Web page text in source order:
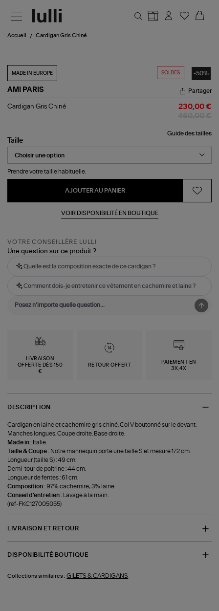
Accueil Cardigan Gris Chiné
SOLDES -50%
MADE IN EUROPE
AMI PARIS
Cardigan
Partager
Cardigan Gris Chiné 230,00 €
Guide des tailles
Taille
Prendre votre taille habituelle.
AJOUTER AU PANIER
VOIR DISPONIBILITÉ EN BOUTIQUE
VOTRE CONSEILLÈRE LULLI
Une question sur ce produit ?
Quelle est la composition exacte de ce cardigan ?
Comment dois-je entretenir ce vêtement en cachemire et laine ?
LIVRAISON
OFFERTE DÈS 150
€
RETOUR OFFERT
PAIEMENT EN
3X,4X
DESCRIPTION
Cardigan en laine et cachemire gris chiné. Col V boutonné sur le devant.
Manches longues. Coupe droite. Base droite.
Made in : Italie.
Taille & Coupe : Notre mannequin porte une taille S et mesure 172 cm.
Longueur (taille S) : 49 cm.
Demi-tour de poitrine : 44 cm.
Longueur de fentes : 61 cm.
Composition : 97% cachemire, 3% laine.
Conseil d'entretien : Lavage à la main.
(ref-FKC127005055)
LIVRAISON ET RETOUR
DISPONIBILITÉ BOUTIQUE
Collections similaires : GILETS & CARDIGANS